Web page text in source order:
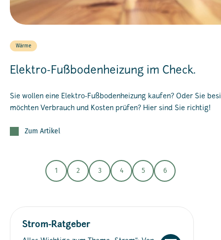
Wärme
Elektro-Fußbodenheizung im Check.
Sie wollen eine Elektro-Fußbodenheizung kaufen? Oder Sie
möchten Verbrauch und Kosten prüfen? Hier sind Sie richtig!
Zum Artikel
1 2 3 4 5 6
Strom-Ratgeber